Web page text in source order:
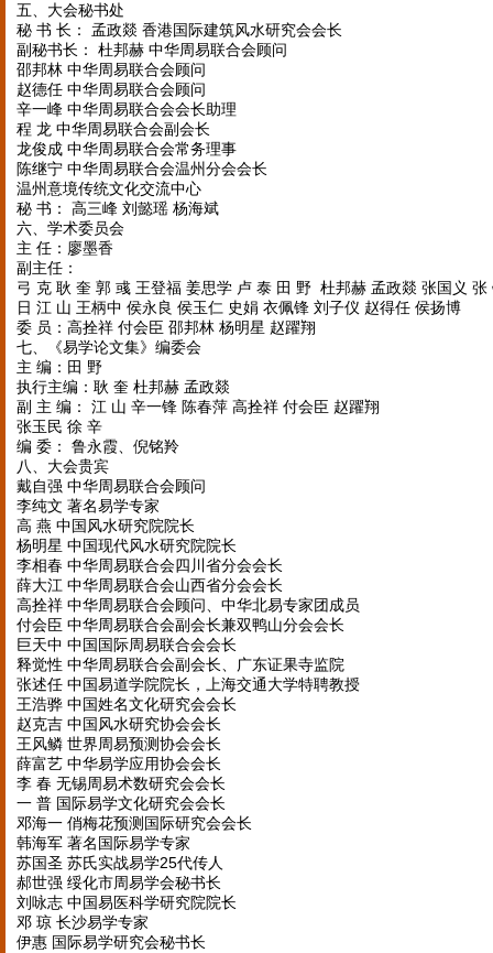
五、大会秘书处
秘 书 长： 孟政燚 香港国际建筑风水研究会会长
副秘书长： 杜邦赫 中华周易联合会顾问
邵邦林 中华周易联合会顾问
赵德任 中华周易联合会顾问
辛一峰 中华周易联合会会长助理
程 龙 中华周易联合会副会长
龙俊成 中华周易联合会常务理事
陈继宁 中华周易联合会温州分会会长
温州意境传统文化交流中心
秘 书： 高三峰 刘懿瑶 杨海斌
六、学术委员会
主 任：廖墨香
副主任：
弓 克 耿 奎 郭 彧 王登福 姜思学 卢 泰 田 野 杜邦赫 孟政燚 张国义 张
日 江 山 王柄中 侯永良 侯玉仁 史娟 衣佩锋 刘子仪 赵得任 侯扬博
委 员：高拴祥 付会臣 邵邦林 杨明星 赵躍翔
七、《易学论文集》编委会
主 编：田 野
执行主编：耿 奎 杜邦赫 孟政燚
副 主 编： 江 山 辛一锋 陈春萍 高拴祥 付会臣 赵躍翔
张玉民 徐 辛
编 委： 鲁永霞、倪铭羚
八、大会贵宾
戴自强 中华周易联合会顾问
李纯文 著名易学专家
高 燕 中国风水研究院院长
杨明星 中国现代风水研究院院长
李相春 中华周易联合会四川省分会会长
薛大江 中华周易联合会山西省分会会长
高拴祥 中华周易联合会顾问、中华北易专家团成员
付会臣 中华周易联合会副会长兼双鸭山分会会长
巨天中 中国国际周易联合会会长
释觉性 中华周易联合会副会长、广东证果寺监院
张述任 中国易道学院院长，上海交通大学特聘教授
王浩骅 中国姓名文化研究会会长
赵克吉 中国风水研究协会会长
王风鳞 世界周易预测协会会长
薛富艺 中华易学应用协会会长
李 春 无锡周易术数研究会会长
一 普 国际易学文化研究会会长
邓海一 俏梅花预测国际研究会会长
韩海军 著名国际易学专家
苏国圣 苏氏实战易学25代传人
郝世强 绥化市周易学会秘书长
刘咏志 中国易医科学研究院院长
邓 琼 长沙易学专家
伊惠 国际易学研究会秘书长